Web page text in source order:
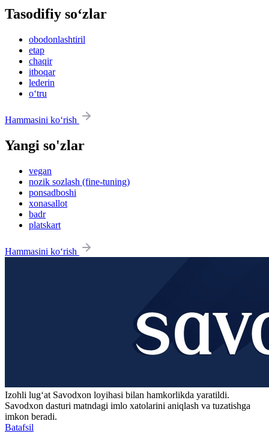
Tasodifiy so‘zlar
obodonlashtiril
etap
chaqir
itboqar
lederin
o‘tru
Hammasini ko‘rish
Yangi so'zlar
vegan
nozik sozlash (fine-tuning)
ponsadboshi
xonasallot
badr
platskart
Hammasini ko‘rish
Izohli lugʻat Savodxon loyihasi bilan hamkorlikda yaratildi.
Savodxon dasturi matndagi imlo xatolarini aniqlash va tuzatishga
imkon beradi.
Batafsil